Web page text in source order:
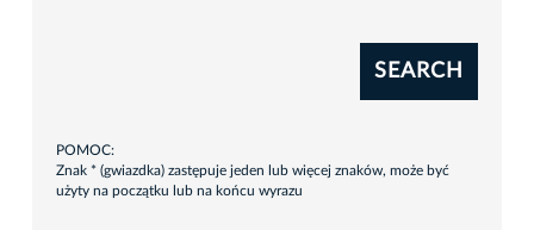
SEARCH
POMOC:
Znak * (gwiazdka) zastępuje jeden lub więcej znaków, może być
użyty na początku lub na końcu wyrazu